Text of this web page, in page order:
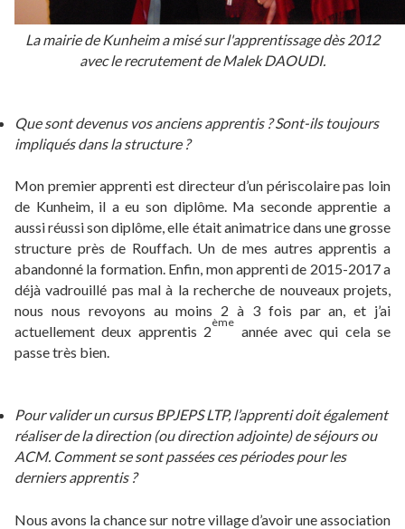
La mairie de Kunheim a misé sur l'apprentissage dès 2012
avec le recrutement de Malek DAOUDI.
Que sont devenus vos anciens apprentis ? Sont-ils toujours
impliqués dans la structure ?
Mon premier apprenti est directeur d’un périscolaire pas loin
de Kunheim, il a eu son diplôme. Ma seconde apprentie a
aussi réussi son diplôme, elle était animatrice dans une grosse
structure près de Rouffach. Un de mes autres apprentis a
abandonné la formation. Enfin, mon apprenti de 2015-2017 a
déjà vadrouillé pas mal à la recherche de nouveaux projets,
nous nous revoyons au moins 2 à 3 fois par an, et j’ai
actuellement deux apprentis 2
ème
année avec qui cela se
passe très bien.
Pour valider un cursus BPJEPS LTP, l’apprenti doit également
réaliser de la direction (ou direction adjointe) de séjours ou
ACM. Comment se sont passées ces périodes pour les
derniers apprentis ?
Nous avons la chance sur notre village d’avoir une association